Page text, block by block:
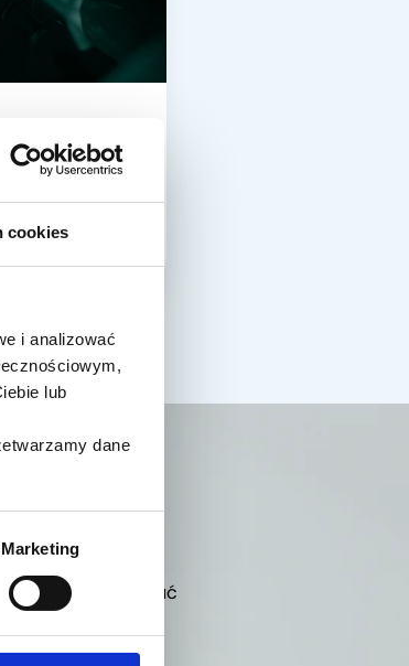
cookies
i analizować
lub
dane
Marketing
otrzymywać
000 lekarzy